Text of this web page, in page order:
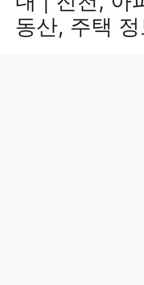
동산, 주택 정